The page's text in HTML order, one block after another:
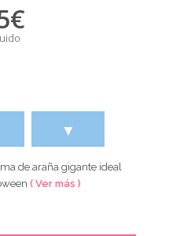
€
▼
de araña gigante ideal
( Ver más )